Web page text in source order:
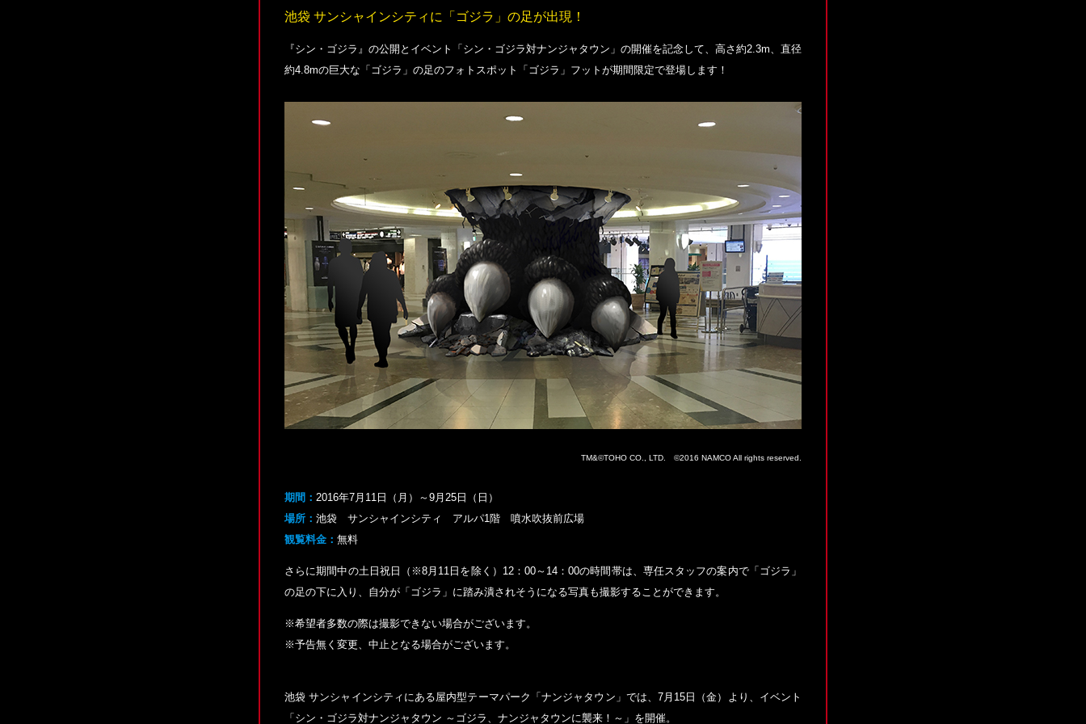
池袋 サンシャインシティに「ゴジラ」の足が出現！
『シン・ゴジラ』の公開とイベント「シン・ゴジラ対ナンジャタウン」の開催を記念して、高さ約2.3m、直径
約4.8mの巨大な「ゴジラ」の足のフォトスポット「ゴジラ」フットが期間限定で登場します！
TM&©TOHO CO., LTD. ©2016 NAMCO All rights reserved.
期間： 2016年7月11日（月）～9月25日（日）
場所： 池袋 サンシャインシティ アルパ1階 噴水吹抜前広場
観覧料金： 無料
さらに期間中の土日祝日（※8月11日を除く）12：00～14：00の時間帯は、専任スタッフの案内で「ゴジラ」
の足の下に入り、自分が「ゴジラ」に踏み潰されそうになる写真も撮影することができます。
※希望者多数の際は撮影できない場合がございます。
※予告無く変更、中止となる場合がございます。
池袋 サンシャインシティにある屋内型テーマパーク「ナンジャタウン」では、7月15日（金）より、イベント
「シン・ゴジラ対ナンジャタウン ～ゴジラ、ナンジャタウンに襲来！～」を開催。